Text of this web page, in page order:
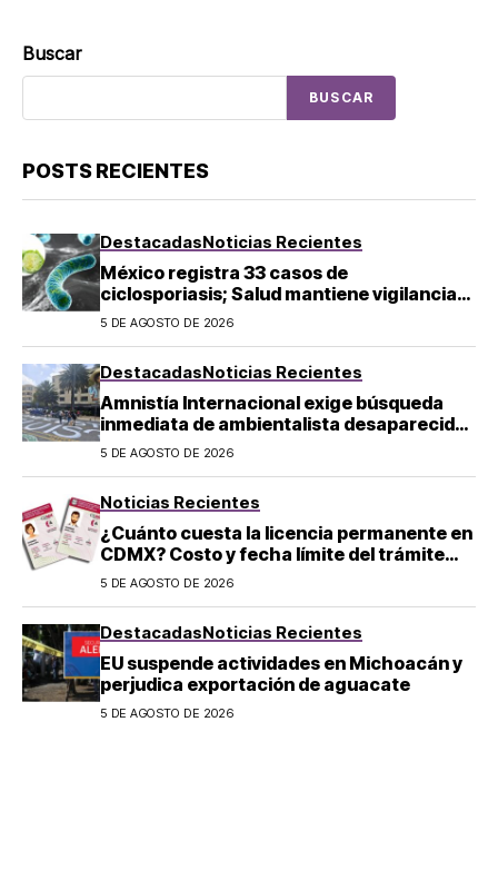
Buscar
BUSCAR
POSTS RECIENTES
DestacadasNoticias Recientes
México registra 33 casos de
ciclosporiasis; Salud mantiene vigilancia
epidemiológica
5 DE AGOSTO DE 2026
DestacadasNoticias Recientes
Amnistía Internacional exige búsqueda
inmediata de ambientalista desaparecido
en Michoacán
5 DE AGOSTO DE 2026
Noticias Recientes
¿Cuánto cuesta la licencia permanente en
CDMX? Costo y fecha límite del trámite
2026
5 DE AGOSTO DE 2026
DestacadasNoticias Recientes
EU suspende actividades en Michoacán y
perjudica exportación de aguacate
5 DE AGOSTO DE 2026